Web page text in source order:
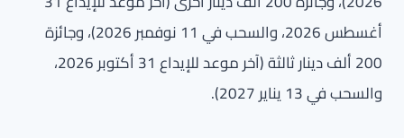
أغسطس 2026، والسحب في 11 نوفمبر 2026)، وجائزة
200 ألف دينار ثالثة (آخر موعد للإيداع 31 أكتوبر 2026،
والسحب في 13 يناير 2027).